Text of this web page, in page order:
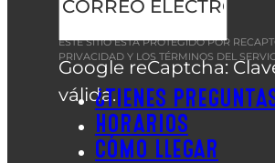
Google reCaptcha:
válida.
ESTE SITIO ESTÁ PROTEGIDO POR
PRIVACIDAD Y LOS TÉRMINOS DEL
¿TIENES
HORARIOS
CÓMO LLEGAR